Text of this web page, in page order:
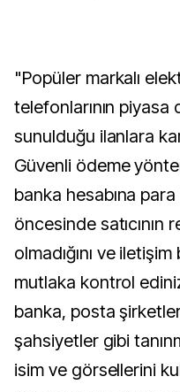
"Popüler markalı
telefonlarının piyasa
sunulduğu ilanlara
Güvenli ödeme
banka hesabına
öncesinde satıcının
olmadığını ve
mutlaka kontrol
banka, posta
şahsiyetler gibi
isim ve görsellerini